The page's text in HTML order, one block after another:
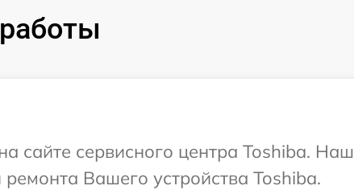
сайте сервисного центра Toshiba. Наш
Вашего устройства Toshiba.